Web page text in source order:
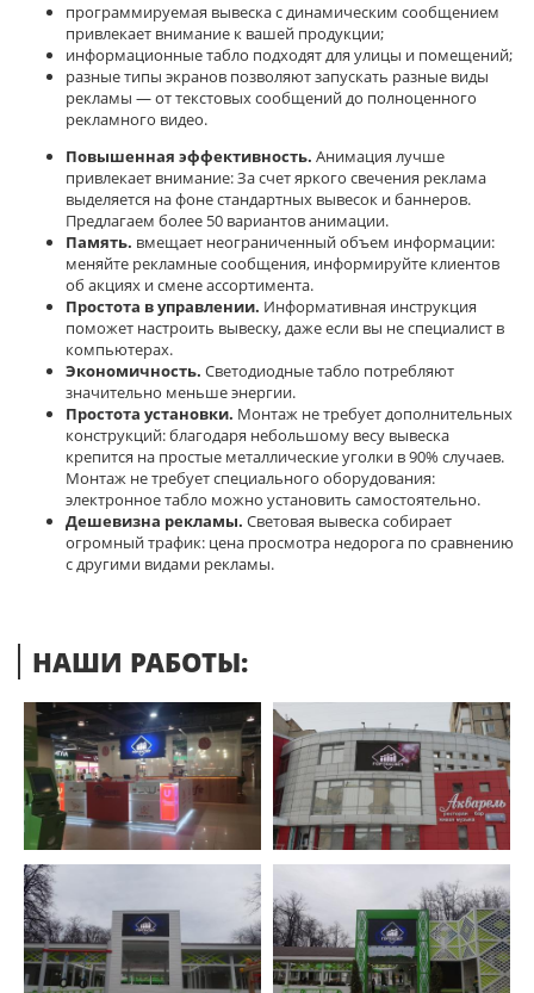
программируемая вывеска с динамическим сообщением
привлекает внимание к вашей продукции;
информационные табло подходят для улицы и помещений;
разные типы экранов позволяют запускать разные виды
рекламы — от текстовых сообщений до полноценного
рекламного видео.
Повышенная эффективность. Анимация лучше
привлекает внимание: За счет яркого свечения реклама
выделяется на фоне стандартных вывесок и баннеров.
Предлагаем более 50 вариантов анимации.
Память. вмещает неограниченный объем информации:
меняйте рекламные сообщения, информируйте клиентов
об акциях и смене ассортимента.
Простота в управлении. Информативная инструкция
поможет настроить вывеску, даже если вы не специалист в
компьютерах.
Экономичность. Светодиодные табло потребляют
значительно меньше энергии.
Простота установки. Монтаж не требует дополнительных
конструкций: благодаря небольшому весу вывеска
крепится на простые металлические уголки в 90% случаев.
Монтаж не требует специального оборудования:
электронное табло можно установить самостоятельно.
Дешевизна рекламы. Световая вывеска собирает
огромный трафик: цена просмотра недорога по сравнению
с другими видами рекламы.
НАШИ РАБОТЫ: